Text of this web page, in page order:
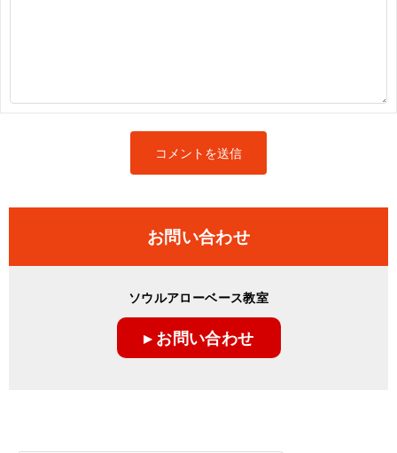
お問い合わせ
ソウルアローベース教室
▸ お問い合わせ